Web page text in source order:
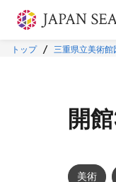
本文に飛ぶ
トップ 三重県立美術館
開
美術